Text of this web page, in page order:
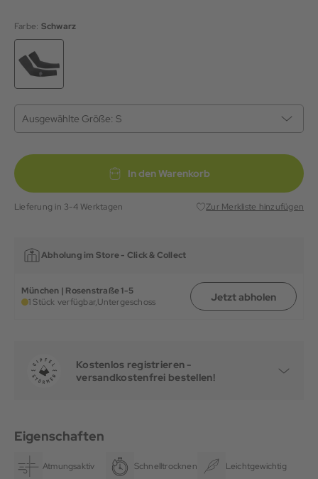
Farbe: Schwarz
Ausgewählte Größe: S
In den Warenkorb
Lieferung in 3-4 Werktagen Zur Merkliste hinzufügen
Abholung im Store - Click & Collect
München | Rosenstraße 1-5
1 Stück verfügbar,Untergeschoss Jetzt abholen
Kostenlos registrieren -
versandkostenfrei bestellen!
Eigenschaften
Atmungsaktiv Schnelltrocknend Leichtgewichtig